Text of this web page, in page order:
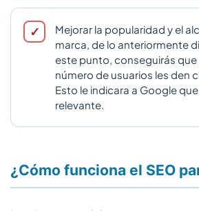
Mejorar la popularidad y el
marca, de lo anteriormente
este punto, conseguirás que
número de usuarios les den
Esto le indicara a Google
relevante.
¿Cómo funciona el SEO